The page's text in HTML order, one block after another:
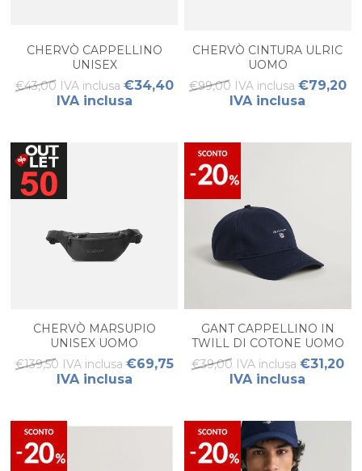
CHERVÒ CAPPELLINO
UNISEX
€43,00 IVA inclusa €34,40
IVA inclusa
CHERVÒ CINTURA ULRIC
UOMO
€99,00 IVA inclusa €79,20
IVA inclusa
CHERVÒ MARSUPIO
UNISEX UOMO
€139,50 IVA inclusa €69,75
IVA inclusa
GANT CAPPELLINO IN
TWILL DI COTONE UOMO
€39,00 IVA inclusa €31,20
IVA inclusa